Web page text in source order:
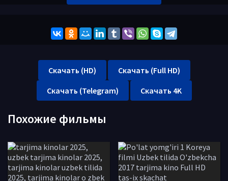
Скачать (HD)
Скачать (Full HD)
Скачать (Telegram)
Скачать 4K
Похожие фильмы